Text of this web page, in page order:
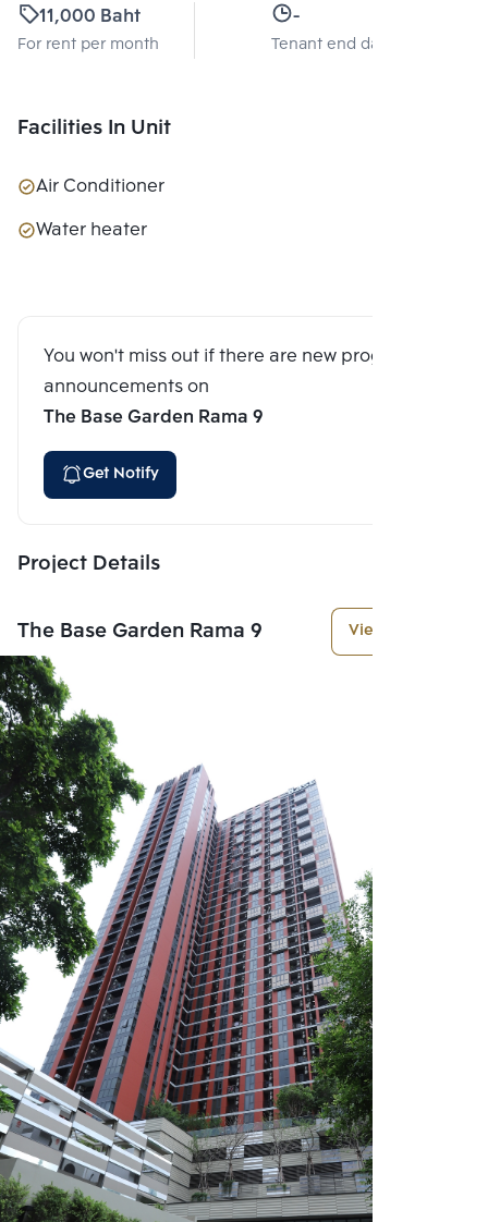
11,000 Baht
For rent per month
-
Tenant end date
Facilities In Unit
Air Conditioner
Water heater
You won't miss out if there are new program
announcements on
The Base Garden Rama 9
Get Notify
Project Details
The Base Garden Rama 9 View More